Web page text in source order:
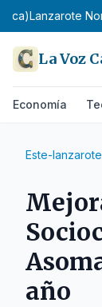
Lanzarote
La Voz
Economía
Este-lanzarote
año